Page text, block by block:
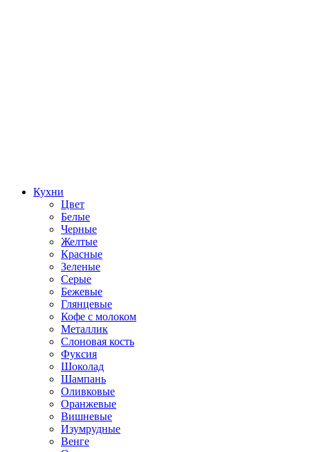
Кухни
Цвет
Белые
Черные
Желтые
Красные
Зеленые
Серые
Бежевые
Глянцевые
Кофе с молоком
Металлик
Слоновая кость
Фуксия
Шоколад
Шампань
Оливковые
Оранжевые
Вишневые
Изумрудные
Венге